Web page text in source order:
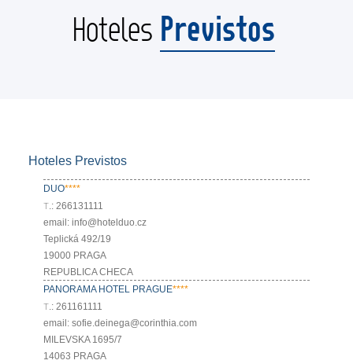
Hoteles Previstos
Hoteles Previstos
DUO****
Т.: 266131111
email: info@hotelduo.cz
Teplická 492/19
19000 PRAGA
REPUBLICA CHECA
PANORAMA HOTEL PRAGUE****
Т.: 261161111
email: sofie.deinega@corinthia.com
MILEVSKA 1695/7
14063 PRAGA